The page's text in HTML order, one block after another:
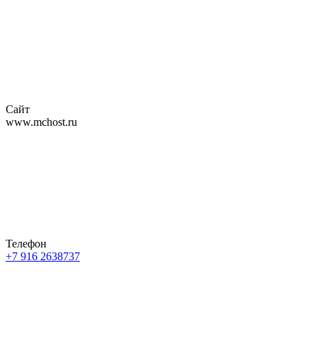
Сайт
www.mchost.ru
Телефон
+7 916 2638737